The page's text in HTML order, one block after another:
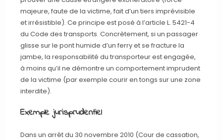
majeure, faute de la victime, fait d’un tiers imprévisible
et irrésistible). Ce principe est posé à l’article L. 5421-4
du Code des transports. Concrètement, si un passager
glisse sur le pont humide d’un ferry et se fracture la
jambe, la responsabilité du transporteur est engagée,
à moins qu’il ne démontre un comportement imprudent
de la victime (par exemple courir en tongs sur une zone
interdite).
Exemple jurisprudentiel
Dans un arrêt du 30 novembre 2010 (Cour de cassation,